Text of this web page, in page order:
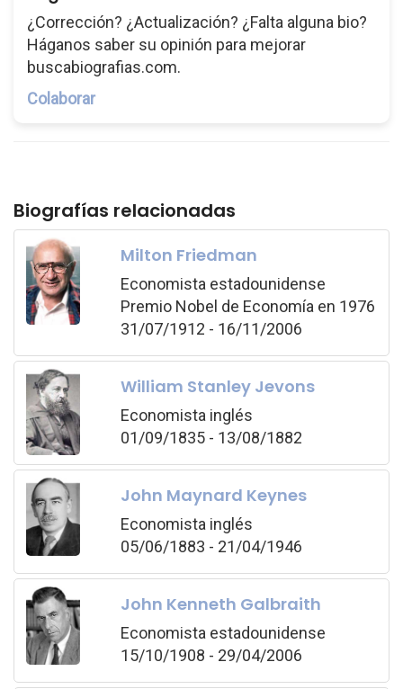
¿Corrección? ¿Actualización? ¿Falta alguna bio?
Háganos saber su opinión para mejorar
buscabiografias.com.
Colaborar
Biografías relacionadas
Milton Friedman
Economista estadounidense
Premio Nobel de Economía en 1976
31/07/1912 - 16/11/2006
William Stanley Jevons
Economista inglés
01/09/1835 - 13/08/1882
John Maynard Keynes
Economista inglés
05/06/1883 - 21/04/1946
John Kenneth Galbraith
Economista estadounidense
15/10/1908 - 29/04/2006